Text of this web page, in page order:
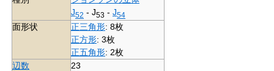
J52 - J53 - J54
面形状 正三角形: 8枚
正方形: 3枚
正五角形: 2枚
辺数
23